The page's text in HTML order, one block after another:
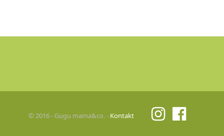
© 2016 - Gugu mama&co. - Kontakt